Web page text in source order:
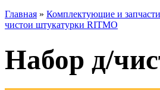
Главная » Комплектующие и запчасти
чистои штукатурки RITMO
Набор д/